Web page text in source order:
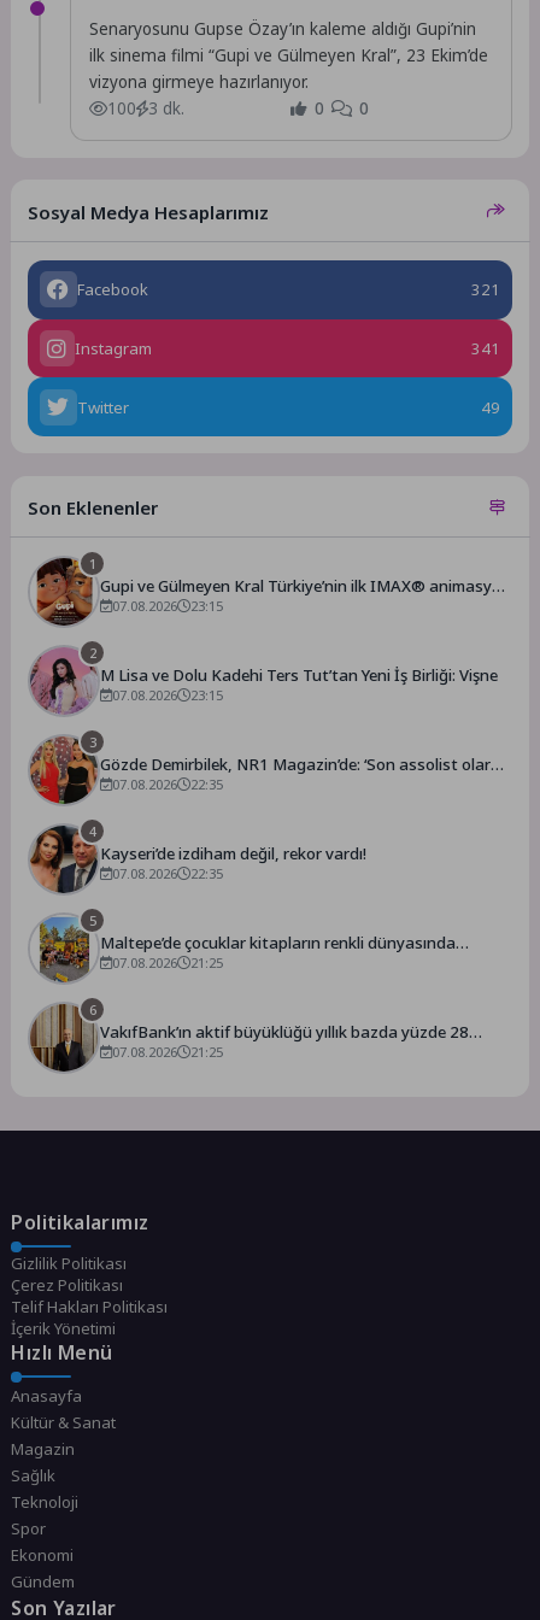
Senaryosunu Gupse Özay’ın kaleme aldığı Gupi’nin
ilk sinema filmi “Gupi ve Gülmeyen Kral”, 23 Ekim’de
vizyona girmeye hazırlanıyor.
100
3 dk. 0 0
Sosyal Medya Hesaplarımız
Facebook 321
Instagram 341
Twitter 49
Son Eklenenler
1
Gupi ve Gülmeyen Kral Türkiye’nin ilk IMAX® animasyon
filmi oluyor
07.08.2026 23:15
2
M Lisa ve Dolu Kadehi Ters Tut’tan Yeni İş Birliği: Vişne
07.08.2026 23:15
3
Gözde Demirbilek, NR1 Magazin’de: ‘Son assolist olarak
var olacağım!’
07.08.2026 22:35
4
Kayseri’de izdiham değil, rekor vardı!
07.08.2026 22:35
5
Maltepe’de çocuklar kitapların renkli dünyasında
buluştu
07.08.2026 21:25
6
VakıfBank’ın aktif büyüklüğü yıllık bazda yüzde 28
artışla 5,8 trilyon TL’yi aştı
07.08.2026 21:25
Politikalarımız
Gizlilik Politikası
Çerez Politikası
Telif Hakları Politikası
İçerik Yönetimi
Hızlı Menü
Anasayfa
Kültür & Sanat
Magazin
Sağlık
Teknoloji
Spor
Ekonomi
Gündem
Son Yazılar